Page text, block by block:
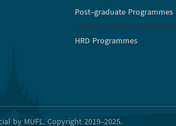
Post-graduate Programmes
HRD Programmes
by MUFL. Copyright 2019-2025.